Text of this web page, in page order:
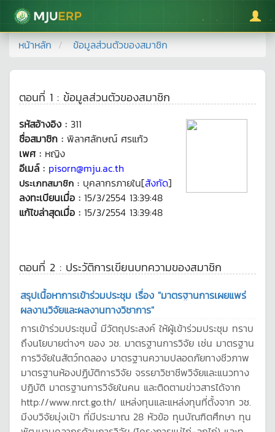
มหาวิทยาลัยแม่โจ้
หน้าหลัก ข้อมูลส่วนตัวของสมาชิก
ตอนที่ 1 : ข้อมูลส่วนตัวของสมาชิก
รหัสอ้างอิง : 311
ชื่อสมาชิก : พิลาศลักษณ์ ศรแก้ว
เพศ : หญิง
อีเมล์ : pisorn@mju.ac.th
ประเภทสมาชิก : บุคลากรภายใน[สังกัด]
ลงทะเบียนเมื่อ : 15/3/2554 13:39:48
แก้ไขล่าสุดเมื่อ : 15/3/2554 13:39:48
ตอนที่ 2 : ประวัติการเขียนบทความของสมาชิก
สรุปเนื้อหาการเข้าร่วมประชุม เรื่อง "มาตรฐานการเผยแพร่
ผลงานวิจัยและผลงานทางวิชาการ"
การเข้าร่วมประชุมนี้ มีวัตถุประสงค์ ให้ผู้เข้าร่วมประชุม ทราบ
ถึงนโยบายต่างๆ ของ วช. มาตรฐานการวิจัย เช่น มาตรฐาน
การวิจัยในสัตว์ทดลอง มาตรฐานความปลอดภัยทางชีวภาพ
มาตรฐานห้องปฏิบัติการวิจัย จรรยาวิชาชีพวิจัยและแนวทาง
ปฏิบัติ มาตรฐานการวิจัยในคน และติดตามข่าวสารได้จาก
http://www.nrct.go.th/ แหล่งทุนและแหล่งทุนที่ตั้งจาก วช.
มีงบวิจัยมุ่งเป้า ที่มีประมาณ 28 หัวข้อ ทุนบัณฑิตศึกษา ทุน